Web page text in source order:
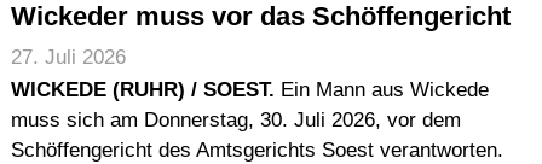
Wickeder muss vor das Schöffengericht
27. Juli 2026
WICKEDE (RUHR) / SOEST. Ein Mann aus Wickede
muss sich am Donnerstag, 30. Juli 2026, vor dem
Schöffengericht des Amtsgerichts Soest verantworten.